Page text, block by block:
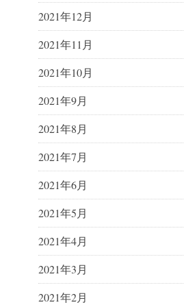
2021年12月
2021年11月
2021年10月
2021年9月
2021年8月
2021年7月
2021年6月
2021年5月
2021年4月
2021年3月
2021年2月